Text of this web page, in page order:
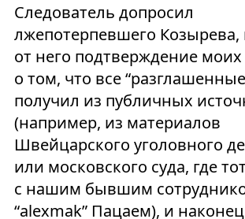
Следователь допросил
лжепотерпевшего Козырева,
от него подтверждение
о том, что все
получил из публичных
(например, из материалов
Швейцарского уголовного
или московского суда, где
с нашим бывшим
“alexmak” Пацаем), и